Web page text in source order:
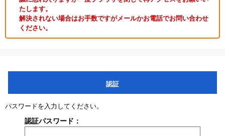
たします。
解決されない場合はお手数ですがメールかお電話でお問い合わせ
ください。
認証
パスワードを入力してください。
認証パスワード：